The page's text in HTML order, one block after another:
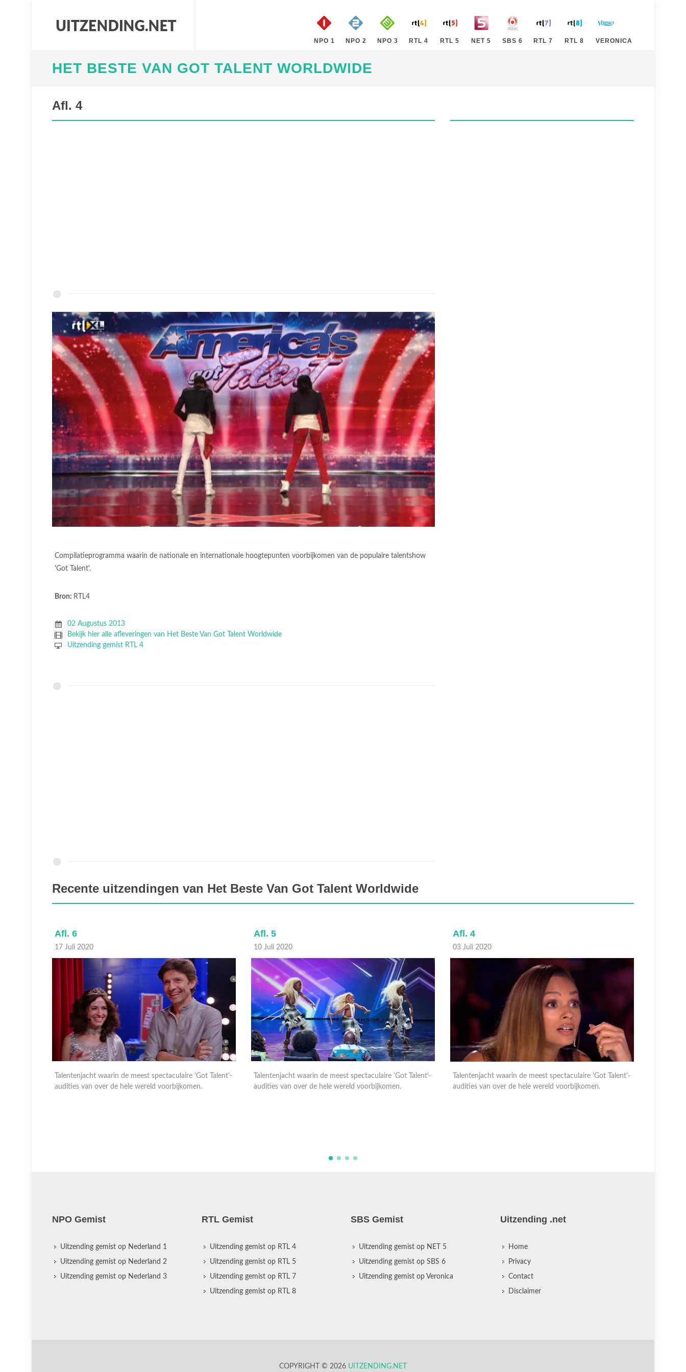
NPO 1 NPO 2 NPO 3 RTL 4 RTL 5 NET 5 SBS 6 RTL 7 RTL 8 VERONICA
HET BESTE VAN GOT TALENT WORLDWIDE
Afl. 4
Compilatieprogramma waarin de nationale en internationale hoogtepunten voorbijkomen van de populaire talentshow
'Got Talent'.
Bron: RTL4
02 Augustus 2013
Bekijk hier alle afleveringen van Het Beste Van Got Talent Worldwide
Uitzending gemist RTL 4
Recente uitzendingen van Het Beste Van Got Talent Worldwide
Afl. 6
17 Juli 2020
Talentenjacht waarin de meest spectaculaire 'Got Talent'-
audities van over de hele wereld voorbijkomen.
Afl. 5
10 Juli 2020
Talentenjacht waarin de meest spectaculaire 'Got Talent'-
audities van over de hele wereld voorbijkomen.
Afl. 4
03 Juli 2020
Talentenjacht waarin de meest spectaculaire 'Got Talent'-
audities van over de hele wereld voorbijkomen.
NPO Gemist
Uitzending gemist op Nederland 1
Uitzending gemist op Nederland 2
Uitzending gemist op Nederland 3
RTL Gemist
Uitzending gemist op RTL 4
Uitzending gemist op RTL 5
Uitzending gemist op RTL 7
Uitzending gemist op RTL 8
SBS Gemist
Uitzending gemist op NET 5
Uitzending gemist op SBS 6
Uitzending gemist op Veronica
Uitzending .net
Home
Privacy
Contact
Disclaimer
COPYRIGHT © 2026 UITZENDING.NET